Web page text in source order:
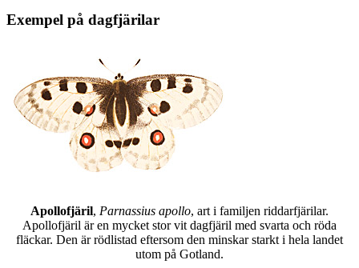
Exempel på dagfjärilar
Apollofjäril, Parnassius apollo, art i familjen riddarfjärilar.
Apollofjäril är en mycket stor vit dagfjäril med svarta och röda
fläckar. Den är rödlistad eftersom den minskar starkt i hela landet
utom på Gotland.